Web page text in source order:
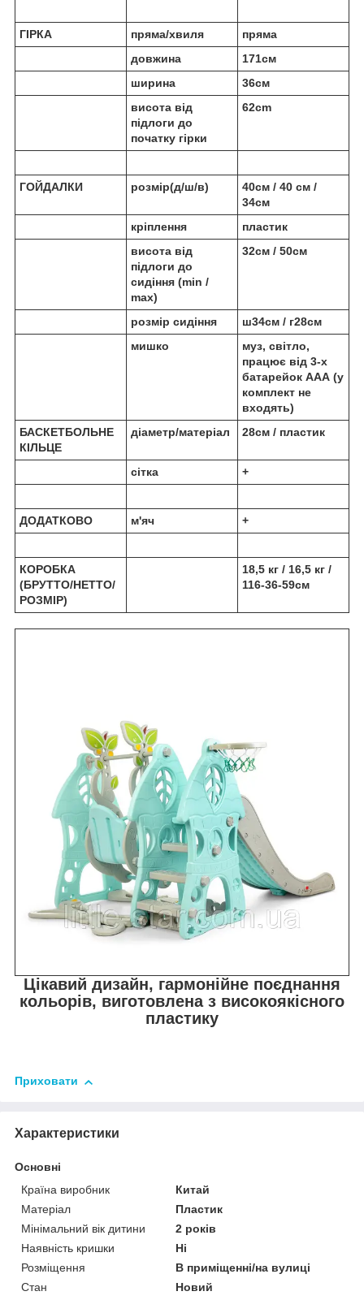
ГІРКА пряма/хвиля
пряма
довжина
171см
ширина
36см
висота від
підлоги до
початку гірки
62cm
ГОЙДАЛКИ розмір(д/ш/в)
40см / 40 см /
34см
кріплення
пластик
висота від
підлоги до
сидіння (min /
max)
32см / 50см
розмір сидіння
ш34см / г28см
мишко
муз, світло,
працює від 3-х
батарейок ААА (у
комплект не
входять)
БАСКЕТБОЛЬНЕ
КІЛЬЦЕ
діаметр/матеріал 28см / пластик
сітка +
ДОДАТКОВО м'яч +
КОРОБКА
(БРУТТО/НЕТТО/
РОЗМІР)
18,5 кг / 16,5 кг /
116-36-59см
Цікавий дизайн, гармонійне поєднання
кольорів, виготовлена з високоякісного
пластику
Приховати
Характеристики
Основні
Країна виробник
Китай
Матеріал
Пластик
Мінімальний вік дитини
2 років
Наявність кришки
Ні
Розміщення
В приміщенні/на вулиці
Стан
Новий